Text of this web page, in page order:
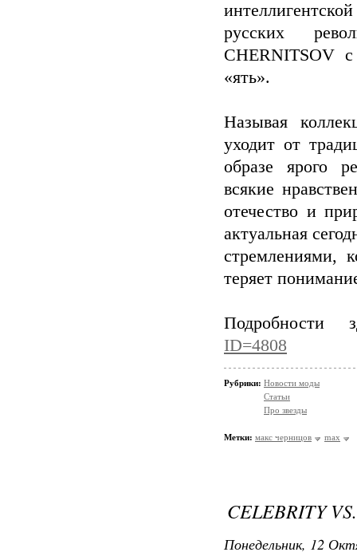
русских
CHERNITSOV с
«ять».
Называя
уходит от
образе ярого
всякие
отечество и
актуальная
стремлениями,
теряет
Подробности
ID=4808
Рубрики: Новости моды
Статьи
Про звезды
Метки: макс черницов max
CELEBRITY
Понедельник, 12